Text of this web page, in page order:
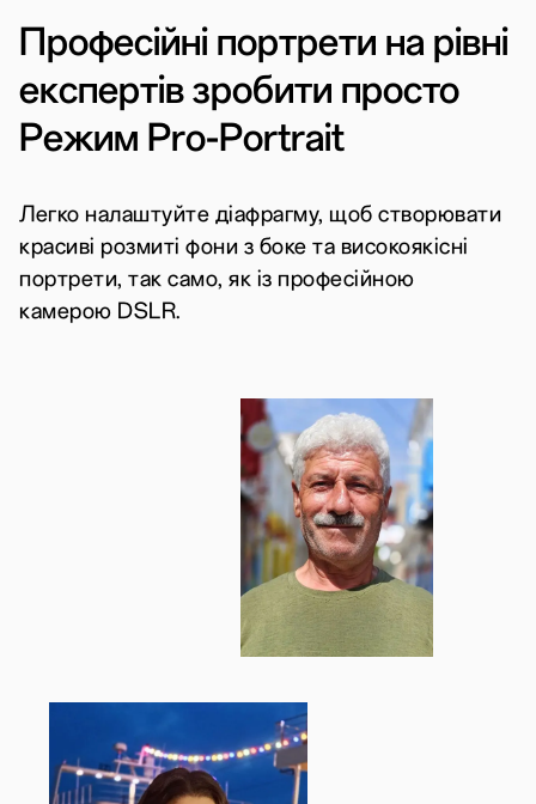
Професійні портрети на рівні
експертів зробити просто
Режим Pro-Portrait
Легко налаштуйте діафрагму, щоб створювати
красиві розмиті фони з боке та високоякісні
портрети, так само, як із професійною
камерою DSLR.